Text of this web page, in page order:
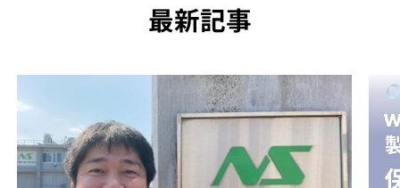
最新記事